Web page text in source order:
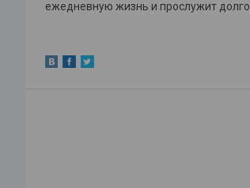
ежедневную жизнь и прослужит долго.